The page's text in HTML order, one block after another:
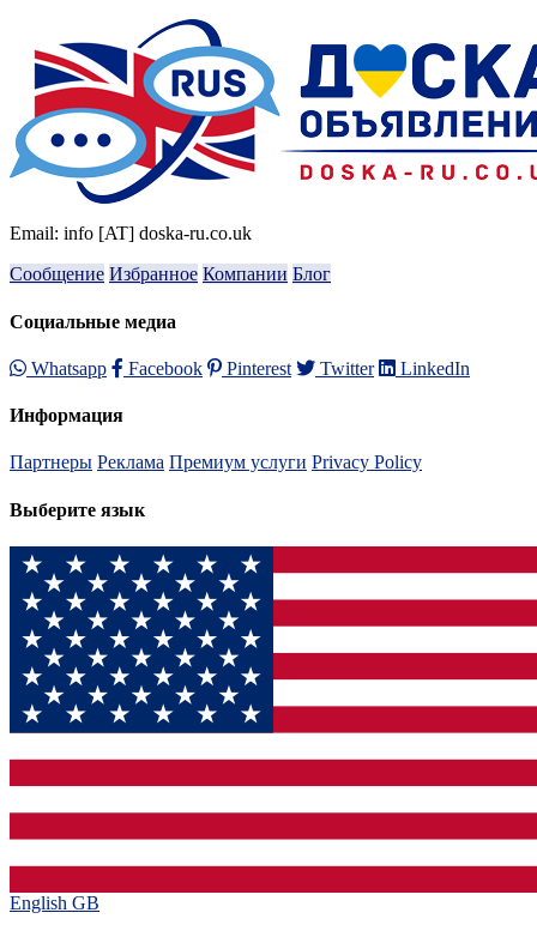
Email: info [AT] doska-ru.co.uk
Сообщение Избранное Компании Блог
Социальные медиа
Whatsapp Facebook Pinterest Twitter LinkedIn
Информация
Партнеры Реклама Премиум услуги Privacy Policy
Выберите язык
English GB‎